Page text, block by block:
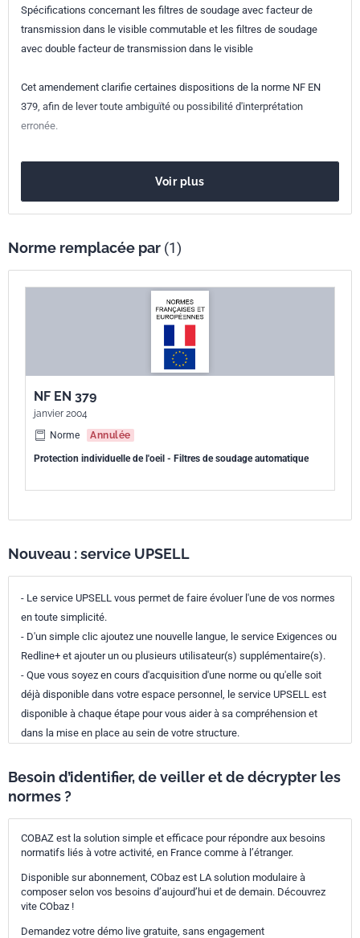
13.280Protection contre les rayonnements
13.340.20Matériel de protection de la tête
classement
Numéro de tirage
Parenté
EN 379/A1:1998
Spécifications concernant les filtres de soudage avec facteur de
transmission dans le visible commutable et les filtres de soudage
avec double facteur de transmission dans le visible
Cet amendement clarifie certaines dispositions de la norme NF EN
379, afin de lever toute ambiguïté ou possibilité d'interprétation
erronée.
Voir plus
Norme remplacée par (1)
NF EN 379
janvier 2004
Norme
Annulée
Protection individuelle de l'oeil - Filtres de soudage automatique
Nouveau : service UPSELL
- Le service UPSELL vous permet de faire évoluer l'une de vos normes
en toute simplicité.
- D'un simple clic ajoutez une nouvelle langue, le service Exigences ou
Redline+ et ajouter un ou plusieurs utilisateur(s) supplémentaire(s).
- Que vous soyez en cours d'acquisition d'une norme ou qu'elle soit
déjà disponible dans votre espace personnel, le service UPSELL est
disponible à chaque étape pour vous aider à sa compréhension et
dans la mise en place au sein de votre structure.
Besoin d’identifier, de veiller et de décrypter les
normes ?
COBAZ est la solution simple et efficace pour répondre aux besoins
normatifs liés à votre activité, en France comme à l’étranger.
Disponible sur abonnement, CObaz est LA solution modulaire à
composer selon vos besoins d’aujourd’hui et de demain. Découvrez
vite CObaz !
Demandez votre démo live gratuite, sans engagement